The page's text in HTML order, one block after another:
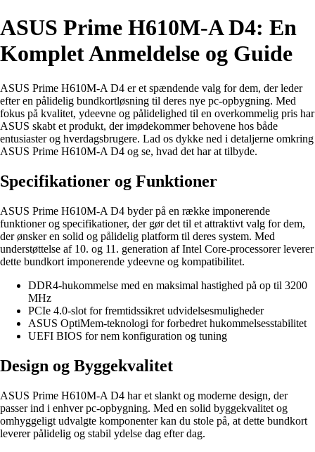
ASUS Prime H610M-A D4: En
Komplet Anmeldelse og Guide
ASUS Prime H610M-A D4 er et spændende valg for dem, der leder
efter en pålidelig bundkortløsning til deres nye pc-opbygning. Med
fokus på kvalitet, ydeevne og pålidelighed til en overkommelig pris har
ASUS skabt et produkt, der imødekommer behovene hos både
entusiaster og hverdagsbrugere. Lad os dykke ned i detaljerne omkring
ASUS Prime H610M-A D4 og se, hvad det har at tilbyde.
Specifikationer og Funktioner
ASUS Prime H610M-A D4 byder på en række imponerende
funktioner og specifikationer, der gør det til et attraktivt valg for dem,
der ønsker en solid og pålidelig platform til deres system. Med
understøttelse af 10. og 11. generation af Intel Core-processorer leverer
dette bundkort imponerende ydeevne og kompatibilitet.
DDR4-hukommelse med en maksimal hastighed på op til 3200
MHz
PCIe 4.0-slot for fremtidssikret udvidelsesmuligheder
ASUS OptiMem-teknologi for forbedret hukommelsesstabilitet
UEFI BIOS for nem konfiguration og tuning
Design og Byggekvalitet
ASUS Prime H610M-A D4 har et slankt og moderne design, der
passer ind i enhver pc-opbygning. Med en solid byggekvalitet og
omhyggeligt udvalgte komponenter kan du stole på, at dette bundkort
leverer pålidelig og stabil ydelse dag efter dag.